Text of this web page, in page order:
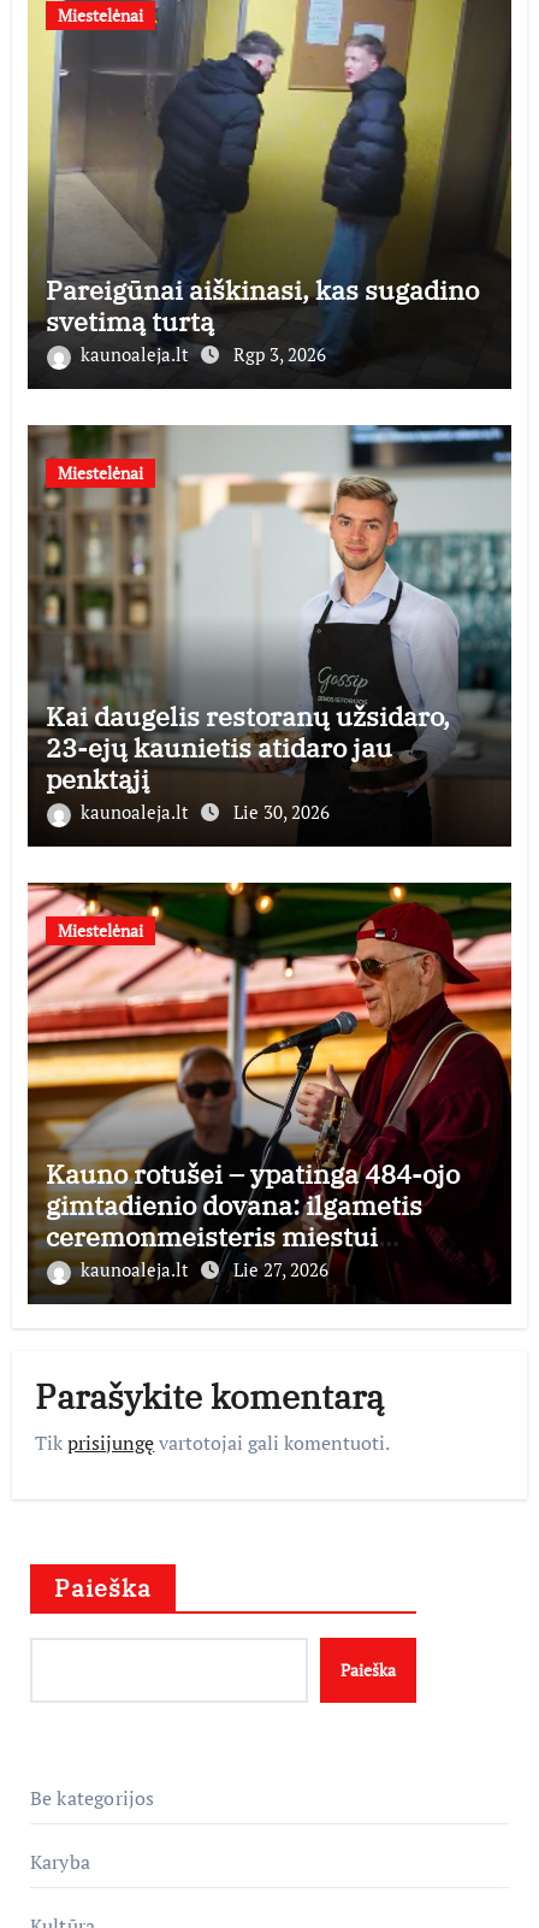
Miestelėnai
Pareigūnai aiškinasi, kas sugadino
svetimą turtą
kaunoaleja.lt Rgp 3, 2026
Miestelėnai
Kai daugelis restoranų užsidaro,
23-ejų kaunietis atidaro jau
penktąjį
kaunoaleja.lt Lie 30, 2026
Miestelėnai
Kauno rotušei – ypatinga 484-ojo
gimtadienio dovana: ilgametis
ceremonmeisteris miestui
perduoda dešimtmečius kauptą
istorijos kolekciją
kaunoaleja.lt Lie 27, 2026
Parašykite komentarą
Tikprisijungęvartotojai gali komentuoti.
Paieška
Paieška
Be kategorijos
Karyba